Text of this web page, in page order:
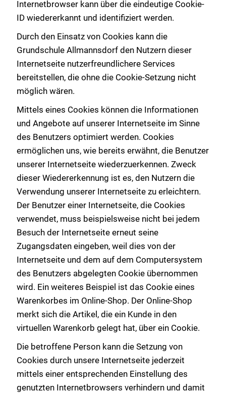
Internetbrowser kann über die eindeutige Cookie-
ID wiedererkannt und identifiziert werden.
Durch den Einsatz von Cookies kann die
Grundschule Allmannsdorf den Nutzern dieser
Internetseite nutzerfreundlichere Services
bereitstellen, die ohne die Cookie-Setzung nicht
möglich wären.
Mittels eines Cookies können die Informationen
und Angebote auf unserer Internetseite im Sinne
des Benutzers optimiert werden. Cookies
ermöglichen uns, wie bereits erwähnt, die Benutzer
unserer Internetseite wiederzuerkennen. Zweck
dieser Wiedererkennung ist es, den Nutzern die
Verwendung unserer Internetseite zu erleichtern.
Der Benutzer einer Internetseite, die Cookies
verwendet, muss beispielsweise nicht bei jedem
Besuch der Internetseite erneut seine
Zugangsdaten eingeben, weil dies von der
Internetseite und dem auf dem Computersystem
des Benutzers abgelegten Cookie übernommen
wird. Ein weiteres Beispiel ist das Cookie eines
Warenkorbes im Online-Shop. Der Online-Shop
merkt sich die Artikel, die ein Kunde in den
virtuellen Warenkorb gelegt hat, über ein Cookie.
Die betroffene Person kann die Setzung von
Cookies durch unsere Internetseite jederzeit
mittels einer entsprechenden Einstellung des
genutzten Internetbrowsers verhindern und damit